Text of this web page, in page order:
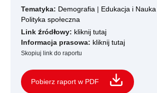
Tematyka: Demografia | Edukacja i Nauka
Polityka społeczna
Link źródłowy: kliknij tutaj
Informacja prasowa: kliknij tutaj
Skopiuj link do raportu
Pobierz raport w PDF